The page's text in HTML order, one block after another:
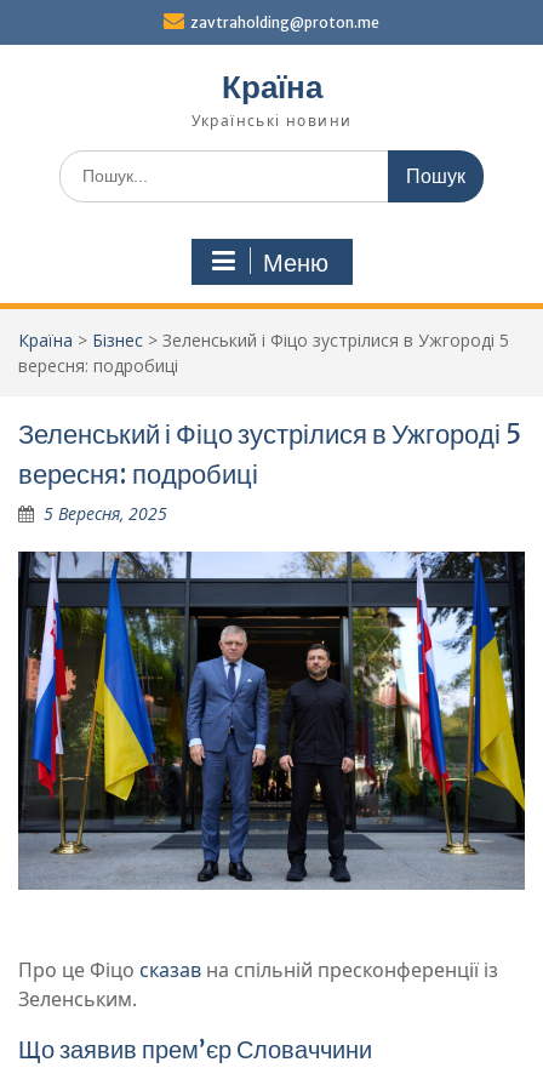
zavtraholding@proton.me
Країна
Українські новини
Шукати:
Меню
Країна > Бізнес > Зеленський і Фіцо зустрілися в Ужгороді 5
вересня: подробиці
Зеленський і Фіцо зустрілися в Ужгороді 5
вересня: подробиці
5 Вересня, 2025
Про це Фіцо сказав на спільній пресконференції із
Зеленським.
Що заявив премʼєр Словаччини